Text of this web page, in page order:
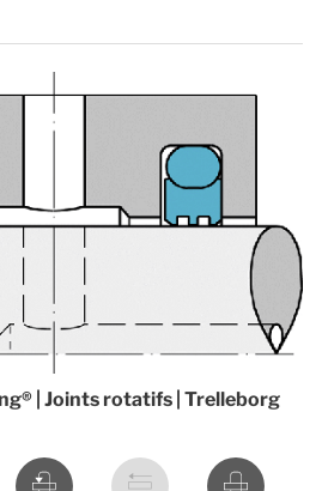
| Joints rotatifs | Trelleborg